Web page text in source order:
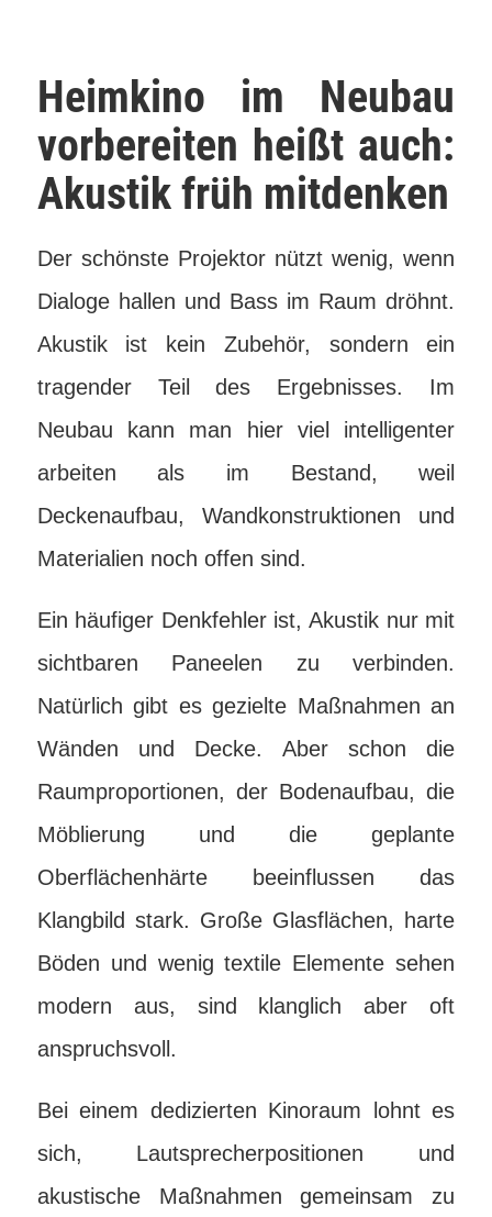
Heimkino im Neubau
vorbereiten heißt auch:
Akustik früh mitdenken
Der schönste Projektor nützt wenig, wenn
Dialoge hallen und Bass im Raum dröhnt.
Akustik ist kein Zubehör, sondern ein
tragender Teil des Ergebnisses. Im
Neubau kann man hier viel intelligenter
arbeiten als im Bestand, weil
Deckenaufbau, Wandkonstruktionen und
Materialien noch offen sind.
Ein häufiger Denkfehler ist, Akustik nur mit
sichtbaren Paneelen zu verbinden.
Natürlich gibt es gezielte Maßnahmen an
Wänden und Decke. Aber schon die
Raumproportionen, der Bodenaufbau, die
Möblierung und die geplante
Oberflächenhärte beeinflussen das
Klangbild stark. Große Glasflächen, harte
Böden und wenig textile Elemente sehen
modern aus, sind klanglich aber oft
anspruchsvoll.
Bei einem dedizierten Kinoraum lohnt es
sich, Lautsprecherpositionen und
akustische Maßnahmen gemeinsam zu